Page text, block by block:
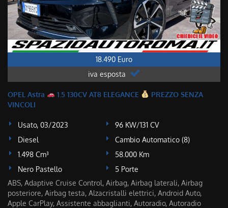
18.490 Euro
iva esposta
OPEL Astra 1.5 130CV AT8 ELEGANCE
PREZZO SENZA
VINCOLI
Usato, 03/2023
96 KW/131 CV
Diesel
Cambio Automatico (8)
1.498 Cm³
58.000 Km
Nero Pastello
5 Porte
ABS, Adaptive Cruise Control, Airbag, Airbag laterali, Airbag
posteriore, Airbag testa, Alzacristalli elettrici, Android Auto,
Apple CarPlay, Assistente abbaglianti, Autoradio, Autoradio